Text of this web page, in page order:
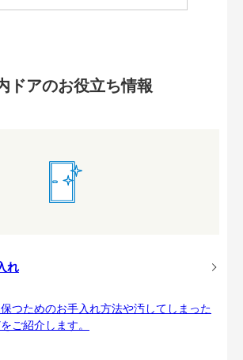
ドアのお役立ち情報
れ
つためのお手入れ方法や汚してしまった
ご紹介します。